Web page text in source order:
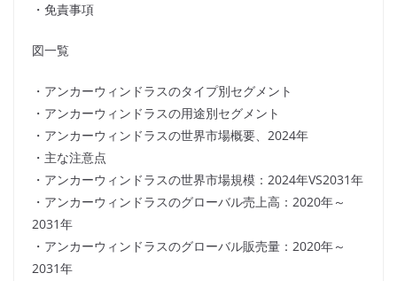
・免責事項
図一覧
・アンカーウィンドラスのタイプ別セグメント
・アンカーウィンドラスの用途別セグメント
・アンカーウィンドラスの世界市場概要、2024年
・主な注意点
・アンカーウィンドラスの世界市場規模：2024年VS2031年
・アンカーウィンドラスのグローバル売上高：2020年～
2031年
・アンカーウィンドラスのグローバル販売量：2020年～
2031年